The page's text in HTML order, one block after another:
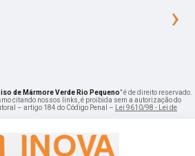
›
de Mármore Verde Rio Pequeno" é de direito reservado.
citando nossos links, é proibida sem a autorização do
– artigo 184 do Código Penal –
Lei 9610/98 - Lei de